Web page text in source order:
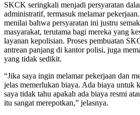
SKCK seringkali menjadi persyaratan
administratif, termasuk melamar
menilai bahwa persyaratan ini justru
masyarakat, terutama bagi mereka yang
layanan kepolisian. Proses pembuatan
antrean panjang di kantor polisi, juga
yang tidak sedikit.
“Jika saya ingin melamar pekerjaan dan
jelas memerlukan biaya. Ada biaya untuk
saya tidak tahu apakah ada biaya resmi
itu sangat merepotkan,” jelasnya.